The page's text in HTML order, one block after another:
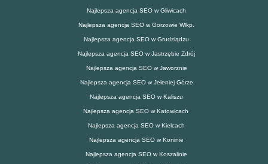
Najlepsza agencja SEO w Gliwicach
Najlepsza agencja SEO w Gorzowie Wlkp.
Najlepsza agencja SEO w Grudziądzu
Najlepsza agencja SEO w Jastrzębie Zdrój
Najlepsza agencja SEO w Jaworznie
Najlepsza agencja SEO w Jeleniej Górze
Najlepsza agencja SEO w Kaliszu
Najlepsza agencja SEO w Katowicach
Najlepsza agencja SEO w Kielcach
Najlepsza agencja SEO w Koninie
Najlepsza agencja SEO w Koszalinie